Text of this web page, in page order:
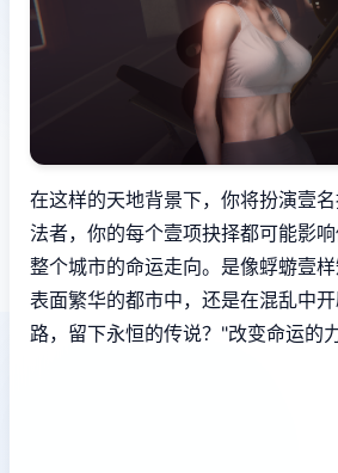
在这样的天地背景下，你将扮演壹
法者，你的每个壹项抉择都可能影
整个城市的命运走向。是像蜉蝣壹
表面繁华的都市中，还是在混乱中
路，留下永恒的传说？"改变命运的